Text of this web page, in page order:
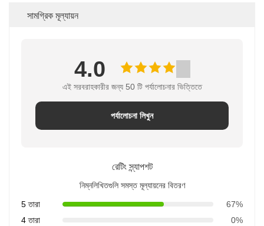
সামগ্রিক মূল্যায়ন
4.0
এই সরবরাহকারীর জন্য 50 টি পর্যালোচনার ভিত্তিতে
পর্যালোচনা লিখুন
রেটিং স্ন্যাপশট
নিম্নলিখিতগুলি সমস্ত মূল্যায়নের বিতরণ
5 তারা
67%
4 তারা
0%